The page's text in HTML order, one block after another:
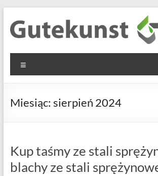
content
Gutekunst
Formfedern
GmbH
Informationen
Flachmaterial
Miesiąc: sierpień 2024
Kup taśmy ze stali
blachy ze stali